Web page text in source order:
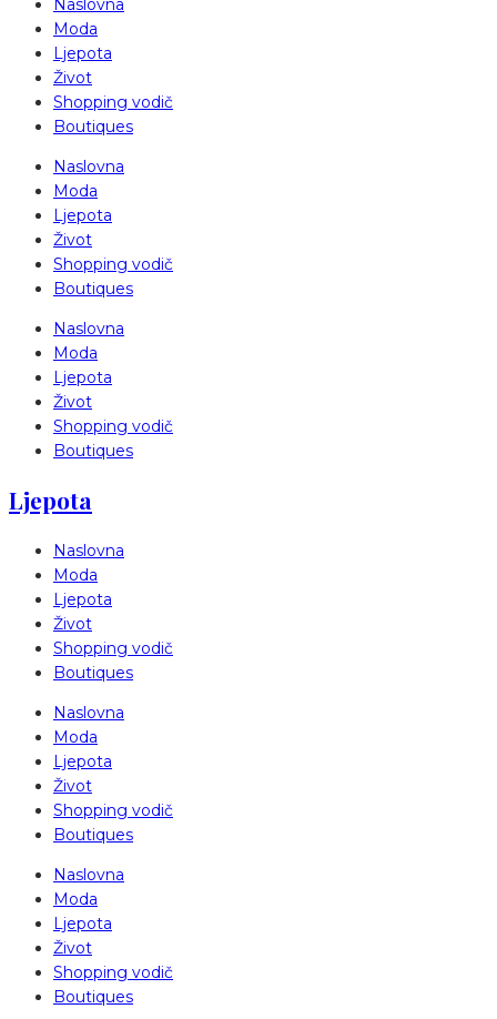
Naslovna
Moda
Ljepota
Život
Shopping vodič
Boutiques
Naslovna
Moda
Ljepota
Život
Shopping vodič
Boutiques
Naslovna
Moda
Ljepota
Život
Shopping vodič
Boutiques
Ljepota
Naslovna
Moda
Ljepota
Život
Shopping vodič
Boutiques
Naslovna
Moda
Ljepota
Život
Shopping vodič
Boutiques
Naslovna
Moda
Ljepota
Život
Shopping vodič
Boutiques